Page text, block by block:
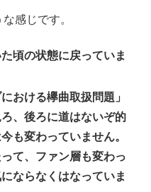
感じです。
頃の状態に戻っていま
おける欅曲取扱問題」
、後ろに道はないぞ的
も変わっていません。
て、ファン層も変わっ
ならなくはなっていま